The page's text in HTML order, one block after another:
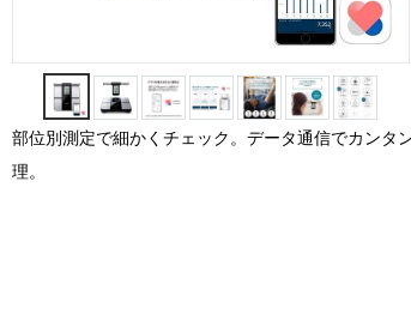
部位別測定で細かくチェック。データ通信でカンタ
理。